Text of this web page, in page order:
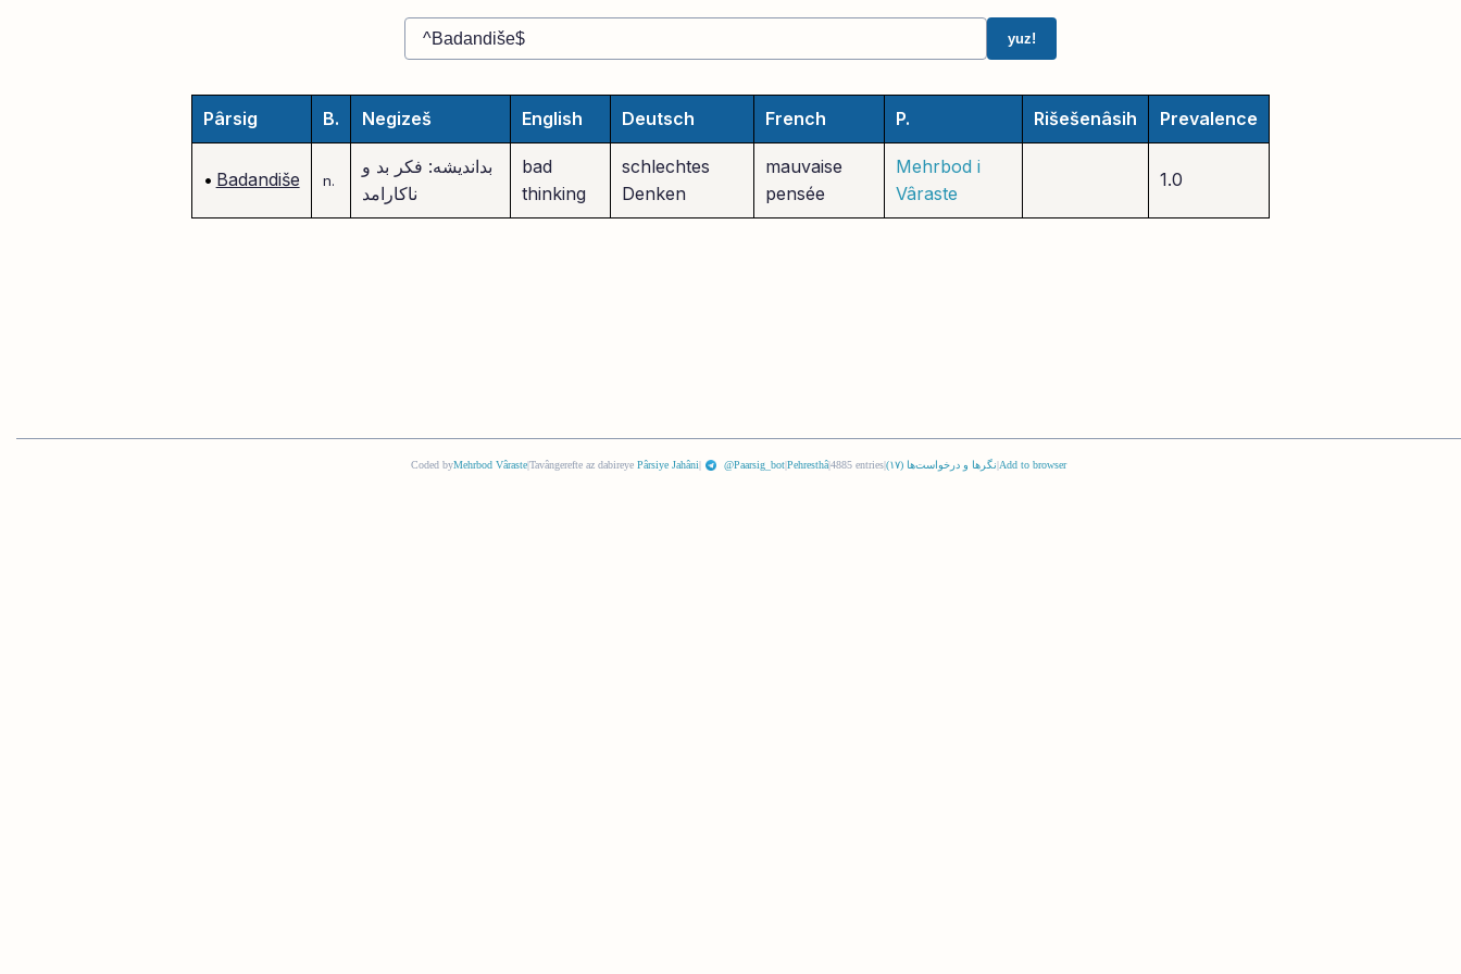
yuz!
Pârsig B. Negizeš English Deutsch French P. Rišešenâsih Prevalence
• Badandiše n.
بداندیشه: فکر بد و
ناکارامد
bad
thinking
schlechtes
Denken
mauvaise
pensée
Mehrbod i
Vâraste
1.0
Coded byMehrbod Vâraste|Tavângerefte az dabireye Pârsiye Jahâni| @Paarsig_bot|Pehresthâ|4885 entries| نگرها و درخواست‌ها (١٧) |Add to browser